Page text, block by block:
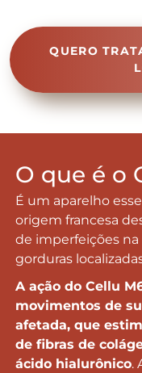
QUERO
O que é o
É um aparelho
origem francesa
de imperfeições na
gorduras
A ação do Cellu
movimentos de
afetada, que
de fibras de
ácido hialurônico.